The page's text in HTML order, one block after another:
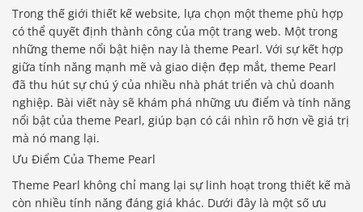
Trong thế giới thiết kế website, lựa chọn một theme phù hợp
có thể quyết định thành công của một trang web. Một trong
những theme nổi bật hiện nay là theme Pearl. Với sự kết hợp
giữa tính năng mạnh mẽ và giao diện đẹp mắt, theme Pearl
đã thu hút sự chú ý của nhiều nhà phát triển và chủ doanh
nghiệp. Bài viết này sẽ khám phá những ưu điểm và tính năng
nổi bật của theme Pearl, giúp bạn có cái nhìn rõ hơn về giá trị
mà nó mang lại.
Ưu Điểm Của Theme Pearl
Theme Pearl không chỉ mang lại sự linh hoạt trong thiết kế mà
còn nhiều tính năng đáng giá khác. Dưới đây là một số ưu